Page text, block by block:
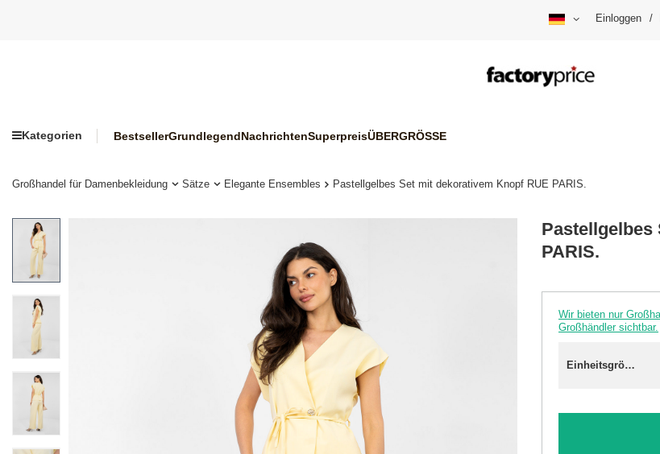
Einloggen /
Kategorien BestsellerGrundlegendNachrichtenSuperpreisÜBERGRÖSSE
Großhandel für Damenbekleidung Sätze Elegante Ensembles Pastellgelbes Set mit dekorativem Knopf RUE PARIS.
Pastellgelbes
PARIS.
Wir bieten nur
Großhändler sichtbar.
Einheitsgröße